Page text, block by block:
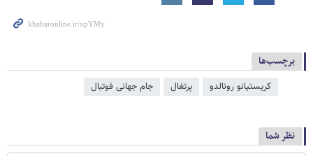
برچسب‌ها
کریستیانو رونالدو پرتغال جام جهانی فوتبال
نظر شما